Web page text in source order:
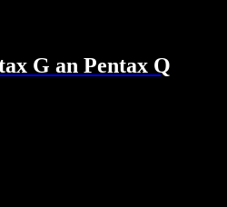
G an Pentax Q